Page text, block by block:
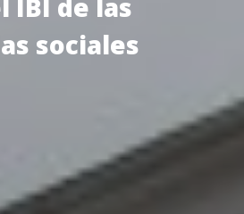
IBI de las
sociales